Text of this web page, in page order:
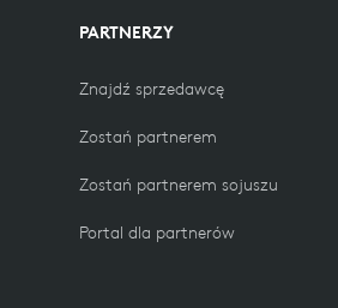
PARTNERZY
Znajdź sprzedawcę
Zostań partnerem
Zostań partnerem sojuszu
Portal dla partnerów